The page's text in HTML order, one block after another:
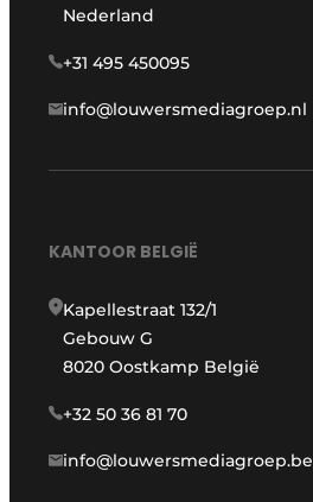
Nederland
+31 495 450095
info@louwersmediagroep.nl
KANTOOR BELGIË
Kapellestraat 132/1
Gebouw G
8020 Oostkamp België
+32 50 36 81 70
info@louwersmediagroep.be